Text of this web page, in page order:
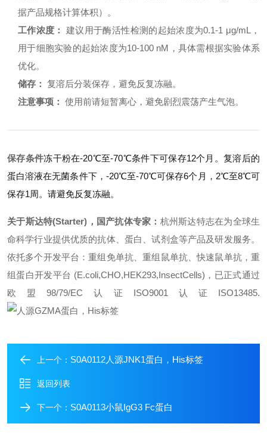
据产品规格计算体积）。
工作浓度：
建议用于酶活性检测的起始浓度为0.1-1 μg/mL，
用于细胞实验的起始浓度为10-100 nM，具体需根据实验体系
优化。
储存： 复溶后分装保存，避免反复冻融。
注意事项： 使用前请短暂离心，避免剧烈震荡产生气泡。
保存条件冻干粉在-20℃至-70℃条件下可保存12个月。复溶后的
蛋白溶液在无菌条件下，-20℃至-70℃可保存6个月，2℃至8℃可
保存1周。请避免反复冻融。
关于斯达特(Starter)，国产抗体专家： 杭州斯达特志在为全球生
命科学行业提供优质的抗体、蛋白、试剂盒等产品及研发服务。
依托多个开发平台：重组免单抗、重组鼠单抗、快速鼠单抗，重
组蛋白开发平台 (E.coli,CHO,HEK293,InsectCells)，已正式通过
欧盟98/79/EC认证ISO9001认证ISO13485.
上一个： S0A0112人源JNK1蛋白，His标签
返回列表
下一个： S0A0113小鼠IgG3 Fc蛋白